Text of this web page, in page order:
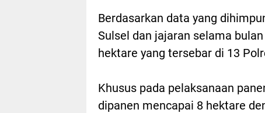
Berdasarkan data yang
Sulsel dan jajaran selama
hektare yang tersebar di 13
Khusus pada pelaksanaan
dipanen mencapai 8 hektare